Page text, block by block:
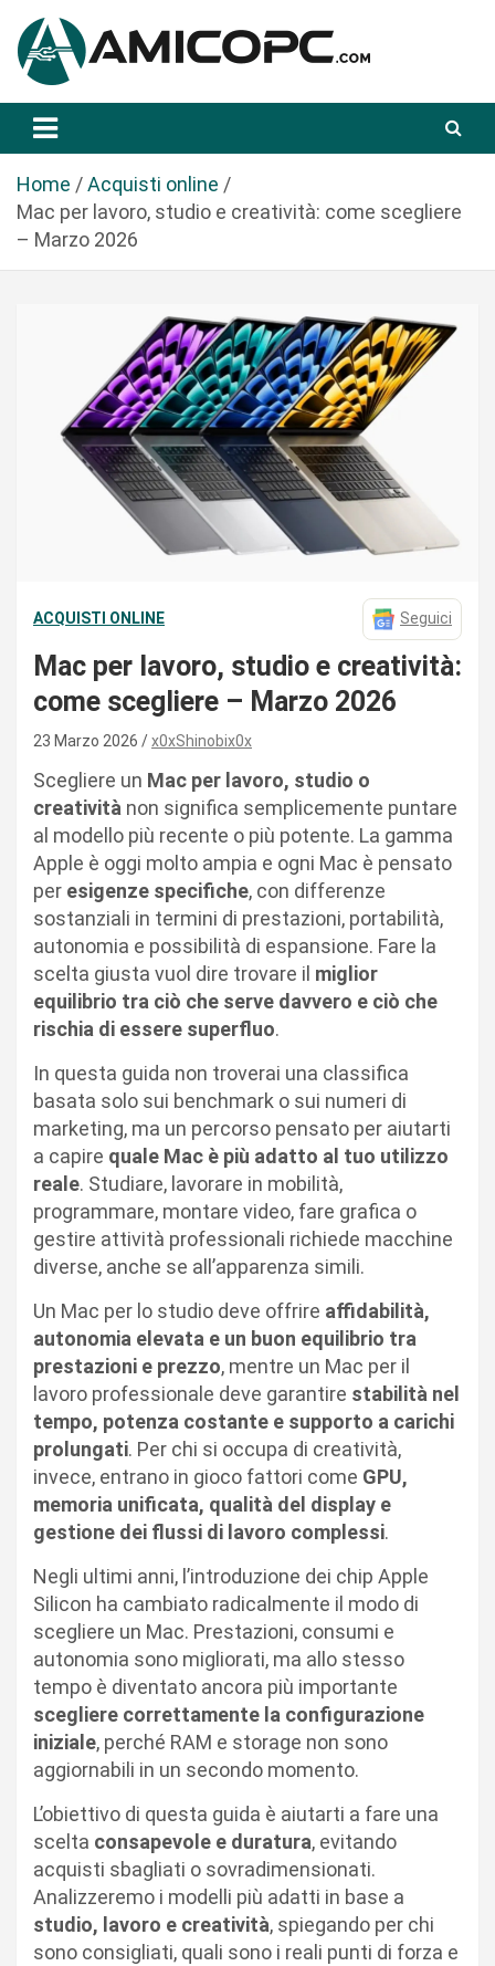
a
Amicopc.com
Home
Acquisti online
Mac per lavoro, studio e creatività: come scegliere
– Marzo 2026
ACQUISTI ONLINE Seguici
Mac per lavoro, studio e creatività:
come scegliere – Marzo 2026
23 Marzo 2026 x0xShinobix0x
Scegliere un Mac per lavoro, studio o
creatività non significa semplicemente puntare
al modello più recente o più potente. La gamma
Apple è oggi molto ampia e ogni Mac è pensato
per esigenze specifiche, con differenze
sostanziali in termini di prestazioni, portabilità,
autonomia e possibilità di espansione. Fare la
scelta giusta vuol dire trovare il miglior
equilibrio tra ciò che serve davvero e ciò che
rischia di essere superfluo.
In questa guida non troverai una classifica
basata solo sui benchmark o sui numeri di
marketing, ma un percorso pensato per aiutarti
a capire quale Mac è più adatto al tuo utilizzo
reale. Studiare, lavorare in mobilità,
programmare, montare video, fare grafica o
gestire attività professionali richiede macchine
diverse, anche se all’apparenza simili.
Un Mac per lo studio deve offrire affidabilità,
autonomia elevata e un buon equilibrio tra
prestazioni e prezzo, mentre un Mac per il
lavoro professionale deve garantire stabilità nel
tempo, potenza costante e supporto a carichi
prolungati. Per chi si occupa di creatività,
invece, entrano in gioco fattori come GPU,
memoria unificata, qualità del display e
gestione dei flussi di lavoro complessi.
Negli ultimi anni, l’introduzione dei chip Apple
Silicon ha cambiato radicalmente il modo di
scegliere un Mac. Prestazioni, consumi e
autonomia sono migliorati, ma allo stesso
tempo è diventato ancora più importante
scegliere correttamente la configurazione
iniziale, perché RAM e storage non sono
aggiornabili in un secondo momento.
L’obiettivo di questa guida è aiutarti a fare una
scelta consapevole e duratura, evitando
acquisti sbagliati o sovradimensionati.
Analizzeremo i modelli più adatti in base a
studio, lavoro e creatività, spiegando per chi
sono consigliati, quali sono i reali punti di forza e